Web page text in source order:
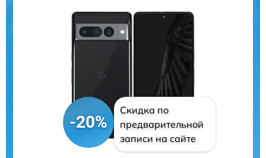
-20%
Скидка по
предварительной
записи на сайте